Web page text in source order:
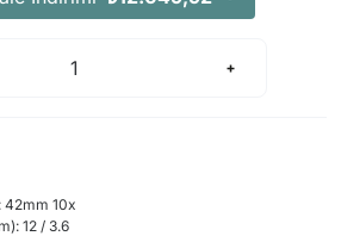
42mm 10x
m): 12 / 3.6